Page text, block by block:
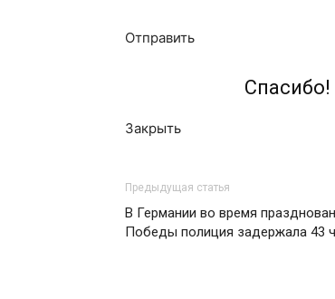
Отправить
Закрыть
Предыдущая статья
В Германии во время
Победы полиция задержала 43